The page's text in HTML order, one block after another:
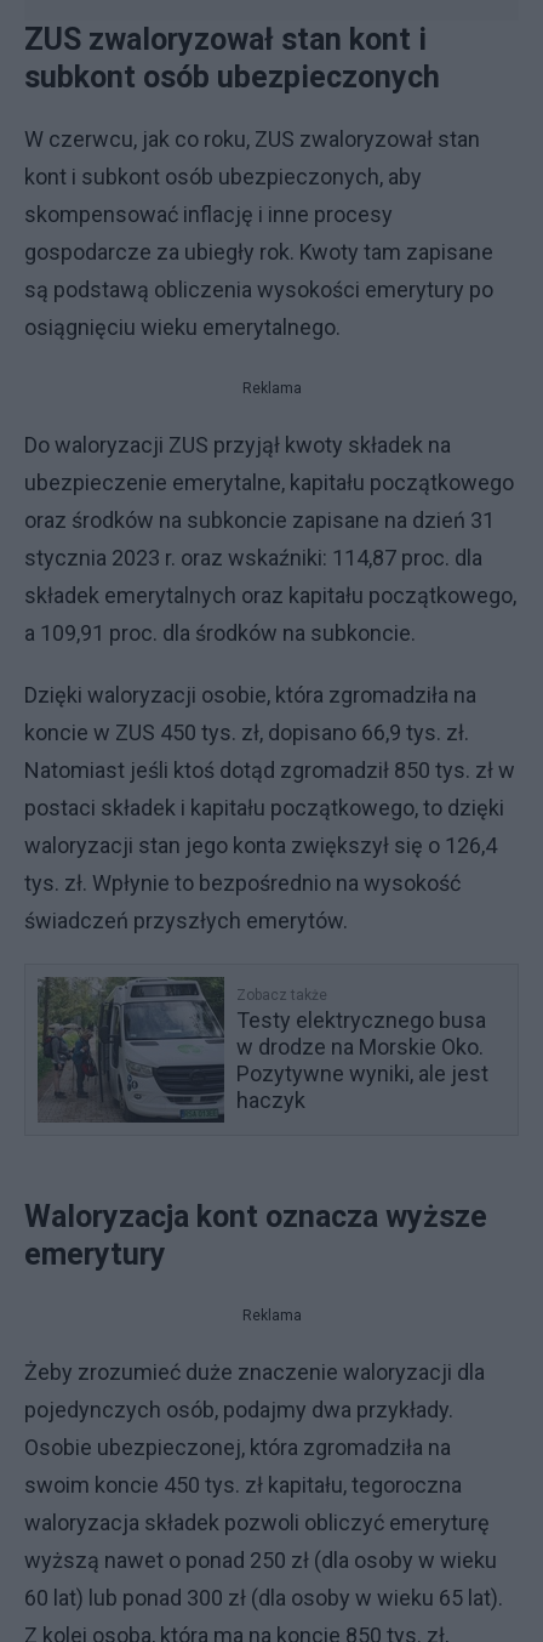
ZUS zwaloryzował stan kont i
subkont osób ubezpieczonych
W czerwcu, jak co roku, ZUS zwaloryzował stan
kont i subkont osób ubezpieczonych, aby
skompensować inflację i inne procesy
gospodarcze za ubiegły rok. Kwoty tam zapisane
są podstawą obliczenia wysokości emerytury po
osiągnięciu wieku emerytalnego.
Reklama
Do waloryzacji ZUS przyjął kwoty składek na
ubezpieczenie emerytalne, kapitału początkowego
oraz środków na subkoncie zapisane na dzień 31
stycznia 2023 r. oraz wskaźniki: 114,87 proc. dla
składek emerytalnych oraz kapitału początkowego,
a 109,91 proc. dla środków na subkoncie.
Dzięki waloryzacji osobie, która zgromadziła na
koncie w ZUS 450 tys. zł, dopisano 66,9 tys. zł.
Natomiast jeśli ktoś dotąd zgromadził 850 tys. zł w
postaci składek i kapitału początkowego, to dzięki
waloryzacji stan jego konta zwiększył się o 126,4
tys. zł. Wpłynie to bezpośrednio na wysokość
świadczeń przyszłych emerytów.
Zobacz także
Testy elektrycznego busa
w drodze na Morskie Oko.
Pozytywne wyniki, ale jest
haczyk
Waloryzacja kont oznacza wyższe
emerytury
Reklama
Żeby zrozumieć duże znaczenie waloryzacji dla
pojedynczych osób, podajmy dwa przykłady.
Osobie ubezpieczonej, która zgromadziła na
swoim koncie 450 tys. zł kapitału, tegoroczna
waloryzacja składek pozwoli obliczyć emeryturę
wyższą nawet o ponad 250 zł (dla osoby w wieku
60 lat) lub ponad 300 zł (dla osoby w wieku 65 lat).
Z kolei osoba, która ma na koncie 850 tys. zł,